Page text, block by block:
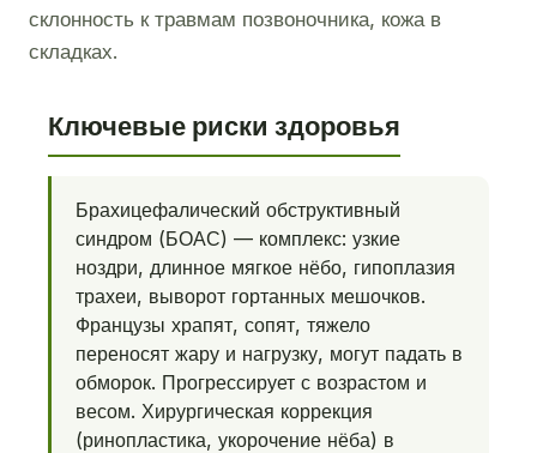
склонность к травмам позвоночника, кожа в
складках.
Ключевые риски здоровья
Брахицефалический обструктивный
синдром (БОАС) — комплекс: узкие
ноздри, длинное мягкое нёбо, гипоплазия
трахеи, выворот гортанных мешочков.
Французы храпят, сопят, тяжело
переносят жару и нагрузку, могут падать в
обморок. Прогрессирует с возрастом и
весом. Хирургическая коррекция
(ринопластика, укорочение нёба) в